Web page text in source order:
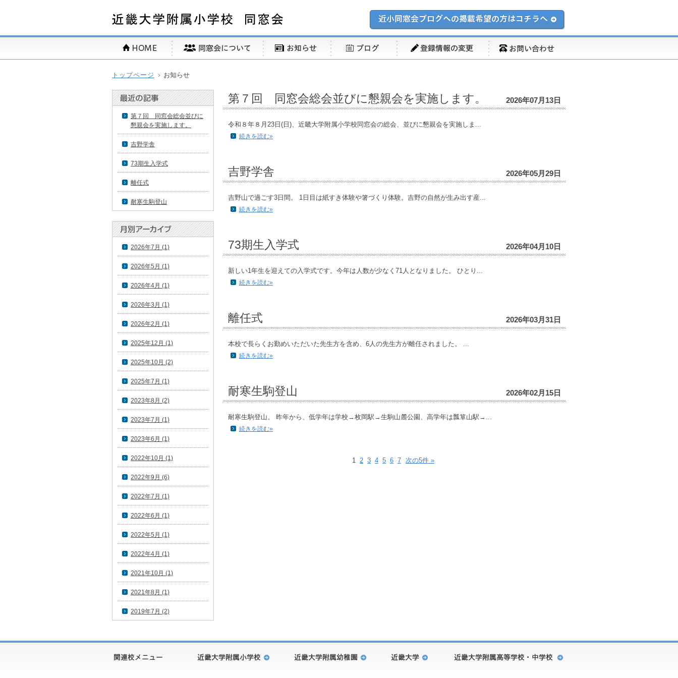
トップページ お知らせ
第７回 同窓会総会並びに懇親会を実施します。 2026年07月13日
令和８年８月23日(日)、近畿大学附属小学校同窓会の総会、並びに懇親会を実施しま...
続きを読む»
吉野学舎 2026年05月29日
吉野山で過ごす3日間。 1日目は紙すき体験や箸づくり体験。吉野の自然が生み出す産...
続きを読む»
73期生入学式 2026年04月10日
新しい1年生を迎えての入学式です。今年は人数が少なく71人となりました。 ひとり...
続きを読む»
離任式 2026年03月31日
本校で長らくお勤めいただいた先生方を含め、6人の先生方が離任されました。 ...
続きを読む»
耐寒生駒登山 2026年02月15日
耐寒生駒登山。 昨年から、低学年は学校→枚岡駅→生駒山麓公園、高学年は瓢箪山駅→...
続きを読む»
1 2 3 4 5 6 7 次の5件 »
第７回 同窓会総会並びに
懇親会を実施します。
吉野学舎
73期生入学式
離任式
耐寒生駒登山
2026年7月 (1)
2026年5月 (1)
2026年4月 (1)
2026年3月 (1)
2026年2月 (1)
2025年12月 (1)
2025年10月 (2)
2025年7月 (1)
2023年8月 (2)
2023年7月 (1)
2023年6月 (1)
2022年10月 (1)
2022年9月 (6)
2022年7月 (1)
2022年6月 (1)
2022年5月 (1)
2022年4月 (1)
2021年10月 (1)
2021年8月 (1)
2019年7月 (2)